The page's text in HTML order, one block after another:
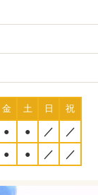
金 土 日 祝
● ● ／ ／
● ● ／ ／